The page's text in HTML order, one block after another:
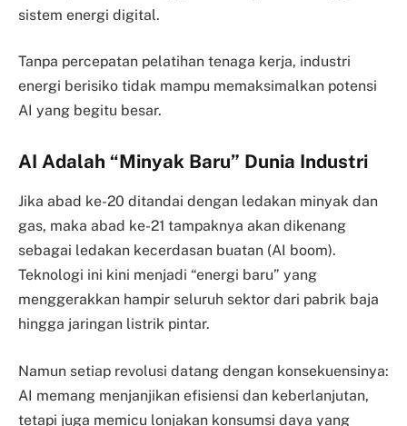
sistem energi digital.
Tanpa percepatan pelatihan tenaga kerja, industri
energi berisiko tidak mampu memaksimalkan potensi
AI yang begitu besar.
AI Adalah “Minyak Baru” Dunia Industri
Jika abad ke-20 ditandai dengan ledakan minyak dan
gas, maka abad ke-21 tampaknya akan dikenang
sebagai ledakan kecerdasan buatan (AI boom).
Teknologi ini kini menjadi “energi baru” yang
menggerakkan hampir seluruh sektor dari pabrik baja
hingga jaringan listrik pintar.
Namun setiap revolusi datang dengan konsekuensinya:
AI memang menjanjikan efisiensi dan keberlanjutan,
tetapi juga memicu lonjakan konsumsi daya yang